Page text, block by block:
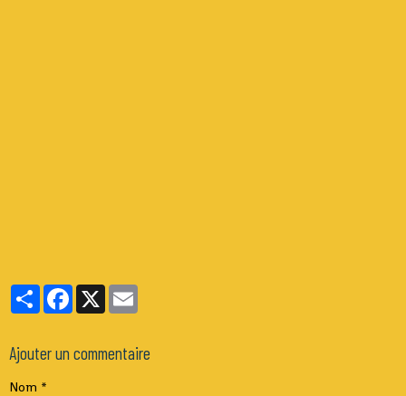
PartagerFacebook
X
Ajouter un commentaire
Nom